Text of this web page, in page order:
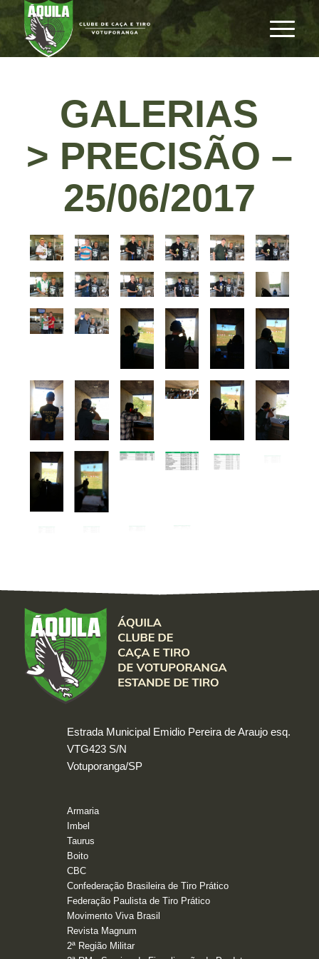
GALERIAS
> PRECISÃO –
25/06/2017
Estrada Municipal Emidio Pereira de Araujo esq.
VTG423 S/N
Votuporanga/SP
Armaria
Imbel
Taurus
Boito
CBC
Confederação Brasileira de Tiro Prático
Federação Paulista de Tiro Prático
Movimento Viva Brasil
Revista Magnum
2ª Região Militar